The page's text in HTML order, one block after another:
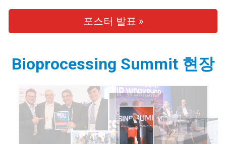
포스터 발표 »
Bioprocessing Summit 현장